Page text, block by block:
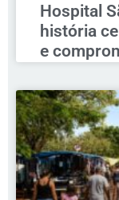
Hospital
história
e